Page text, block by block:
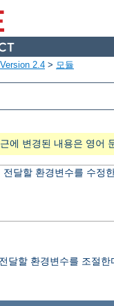
Version 2.4 > 모듈
에 변경된 내용은 영어
달할 환경변수를 수정
달할 환경변수를 조절